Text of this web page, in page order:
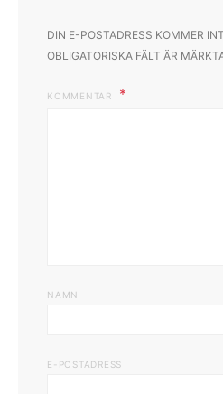
DIN E-POSTADRESS KOMMER
OBLIGATORISKA FÄLT ÄR
KOMMENTAR
NAMN
E-POSTADRESS